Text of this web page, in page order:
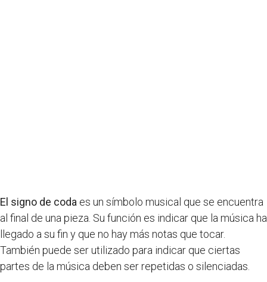
El signo de coda es un símbolo musical que se encuentra
al final de una pieza. Su función es indicar que la música ha
llegado a su fin y que no hay más notas que tocar.
También puede ser utilizado para indicar que ciertas
partes de la música deben ser repetidas o silenciadas.